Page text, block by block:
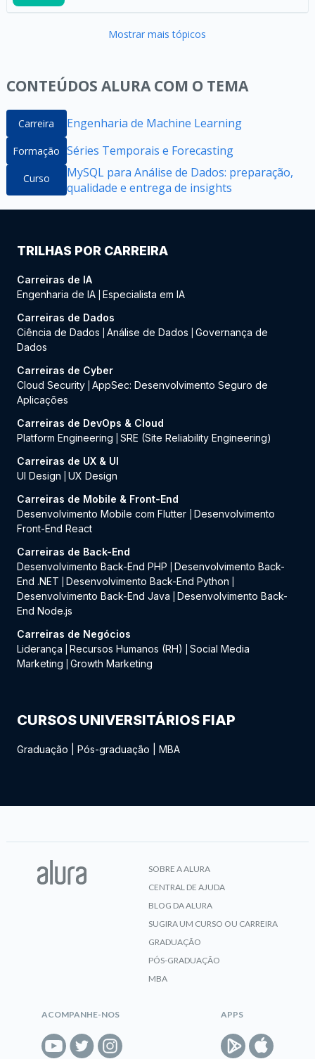
Mostrar mais tópicos
CONTEÚDOS ALURA COM O TEMA
Carreira Engenharia de Machine Learning
Formação Séries Temporais e Forecasting
Curso
MySQL para Análise de Dados: preparação,
qualidade e entrega de insights
TRILHAS POR CARREIRA
Carreiras de IA
Engenharia de IA Especialista em IA
Carreiras de Dados
Ciência de Dados
Análise de Dados
Governança de
Dados
Carreiras de Cyber
Cloud Security AppSec: Desenvolvimento Seguro de
Aplicações
Carreiras de DevOps & Cloud
Platform Engineering
SRE (Site Reliability Engineering)
Carreiras de UX & UI
UI Design
UX Design
Carreiras de Mobile & Front-End
Desenvolvimento Mobile com Flutter
Desenvolvimento
Front-End React
Carreiras de Back-End
Desenvolvimento Back-End PHP
Desenvolvimento Back-
End .NET
Desenvolvimento Back-End Python
Desenvolvimento Back-End Java
Desenvolvimento Back-
End Node.js
Carreiras de Negócios
Liderança
Recursos Humanos (RH)
Social Media
Marketing
Growth Marketing
CURSOS UNIVERSITÁRIOS FIAP
Graduação Pós-graduação MBA
SOBRE A ALURA
CENTRAL DE AJUDA
BLOG DA ALURA
SUGIRA UM CURSO OU CARREIRA
GRADUAÇÃO
PÓS-GRADUAÇÃO
MBA
ACOMPANHE-NOS APPS